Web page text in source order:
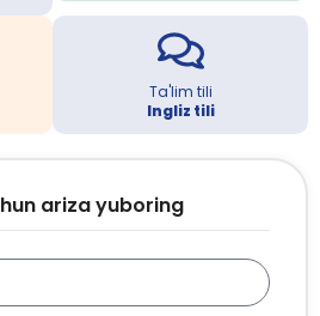
Ta'lim tili
Ingliz tili
ariza yuboring